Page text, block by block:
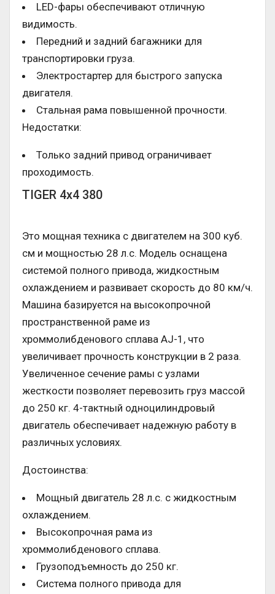
LED-фары обеспечивают отличную
видимость.
Передний и задний багажники для
транспортировки груза.
Электростартер для быстрого запуска
двигателя.
Стальная рама повышенной прочности.
Недостатки:
Только задний привод ограничивает
проходимость.
TIGER 4х4 380
Это мощная техника с двигателем на 300 куб.
см и мощностью 28 л.с. Модель оснащена
системой полного привода, жидкостным
охлаждением и развивает скорость до 80 км/ч.
Машина базируется на высокопрочной
пространственной раме из
хроммолибденового сплава AJ-1, что
увеличивает прочность конструкции в 2 раза.
Увеличенное сечение рамы с узлами
жесткости позволяет перевозить груз массой
до 250 кг. 4-тактный одноцилиндровый
двигатель обеспечивает надежную работу в
различных условиях.
Достоинства:
Мощный двигатель 28 л.с. с жидкостным
охлаждением.
Высокопрочная рама из
хроммолибденового сплава.
Грузоподъемность до 250 кг.
Система полного привода для